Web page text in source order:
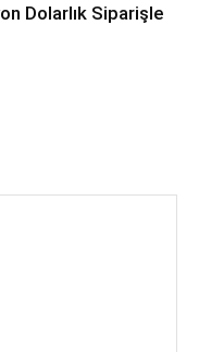
Dolarlık Siparişle